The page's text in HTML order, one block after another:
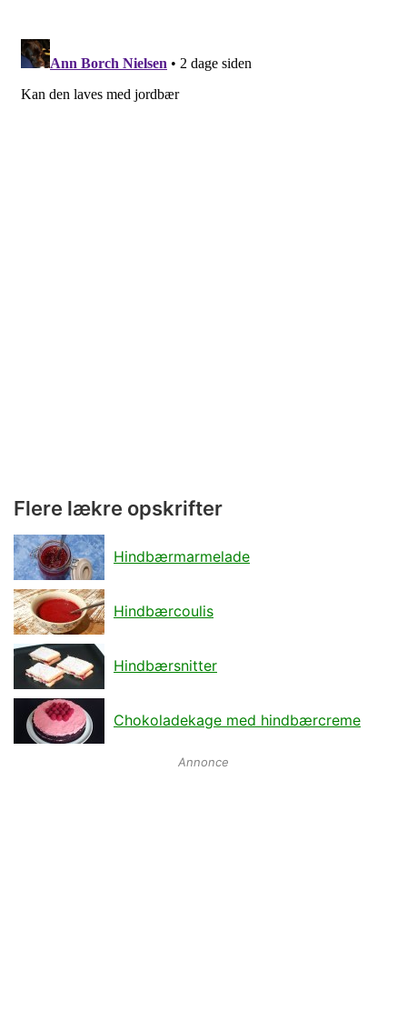
Flere lækre opskrifter
Hindbærmarmelade
Hindbærcoulis
Hindbærsnitter
Chokoladekage med hindbærcreme
Annonce